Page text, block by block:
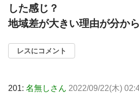
した感じ？
地域差が大きい理由が分か
レスにコメント
201: 名無しさん 2022/09/22(木)